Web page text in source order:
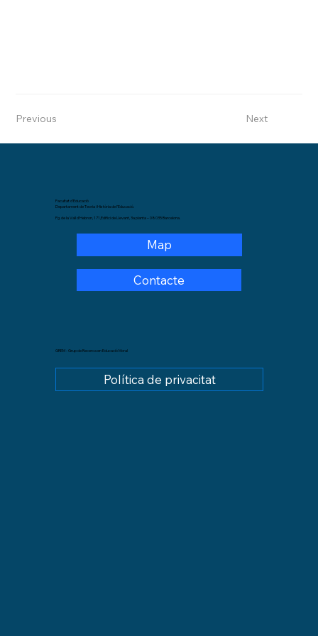
Previous Next
GREM - Grup de Recerca en Educació Moral
Política de privacitat
Facultat d'Educació
Departament de Teoria i Història de l'Educació.
Pg. de la Vall d'Hebron, 171,Edifici de Llevant, 3a planta – 08035 Barcelona.
Map
Contacte